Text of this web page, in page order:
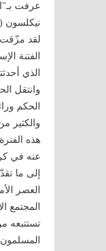
عرفت
لقد مزّقت
الفتنة
الذي
وانتقل
الحكم
والكثير
هذه
إلى ما
العصر
المجتمع
تستتبعه